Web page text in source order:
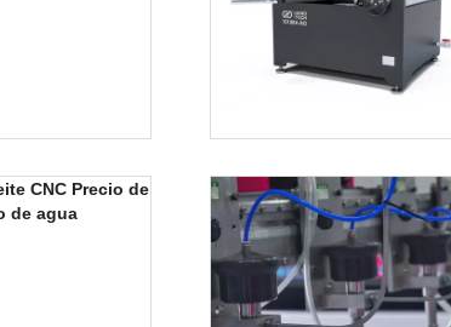
CNC Precio de
de agua